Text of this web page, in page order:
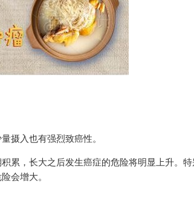
摄入也有强烈致癌性。
累，长大之后发生癌症的危险将明显上升。
会增大。